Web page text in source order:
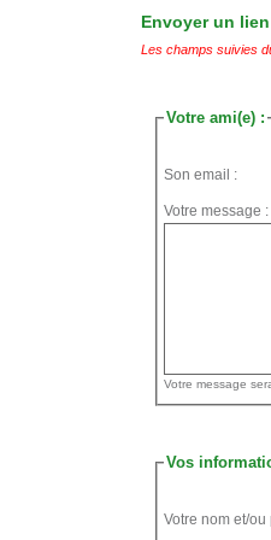
Envoyer un
Les champs suivies
Votre ami(e) :
Son email :
Votre message :
Vos
Votre nom et/ou